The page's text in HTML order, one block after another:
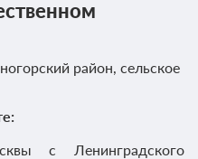
район, сельское
с Ленинградского